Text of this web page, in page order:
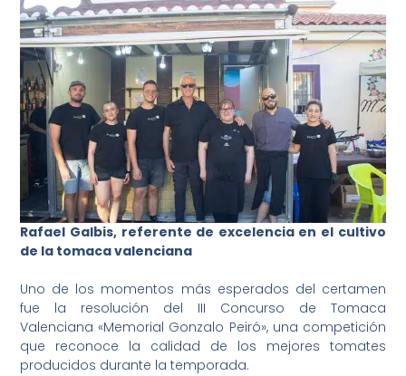
Rafael Galbis, referente de excelencia en el cultivo
de la tomaca valenciana
Uno de los momentos más esperados del certamen
fue la resolución del III Concurso de Tomaca
Valenciana «Memorial Gonzalo Peiró», una competición
que reconoce la calidad de los mejores tomates
producidos durante la temporada.